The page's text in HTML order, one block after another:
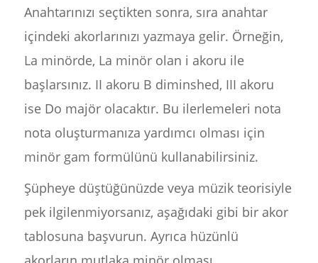
Anahtarınızı seçtikten sonra, sıra anahtar
içindeki akorlarınızı yazmaya gelir. Örneğin,
La minörde, La minör olan i akoru ile
başlarsınız. II akoru B diminshed, III akoru
ise Do majör olacaktır. Bu ilerlemeleri nota
nota oluşturmanıza yardımcı olması için
minör gam formülünü kullanabilirsiniz.
Şüpheye düştüğünüzde veya müzik teorisiyle
pek ilgilenmiyorsanız, aşağıdaki gibi bir akor
tablosuna başvurun. Ayrıca hüzünlü